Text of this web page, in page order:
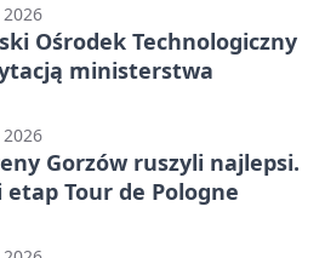
Ośrodek Technologiczny
ministerstwa
Gorzów ruszyli najlepsi.
etap Tour de Pologne